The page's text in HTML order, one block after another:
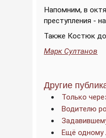
Напомним, в
преступления -
Также Костюк
Марк Султанов
Другие
Только
Водителю
Ещё одному